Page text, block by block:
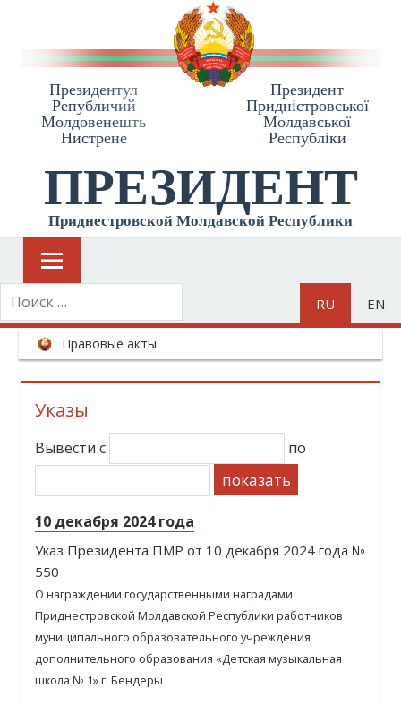
Президентул
Републичий
Молдовенешть
Нистрене
Президент
Приднiстровської
Молдавської
Республiки
ПРЕЗИДЕНТ
Приднестровской Молдавской Республики
RU EN
Правовые акты
Указы
Вывести с по
показать
10 декабря 2024 года
Указ Президента ПМР от 10 декабря 2024 года №
550
О награждении государственными наградами
Приднестровской Молдавской Республики работников
муниципального образовательного учреждения
дополнительного образования «Детская музыкальная
школа № 1» г. Бендеры